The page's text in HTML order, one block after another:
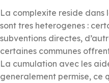
La complexite reside dans
sont tres heterogenes :
subventions directes,
certaines communes
La cumulation avec les
generalement permise, ce